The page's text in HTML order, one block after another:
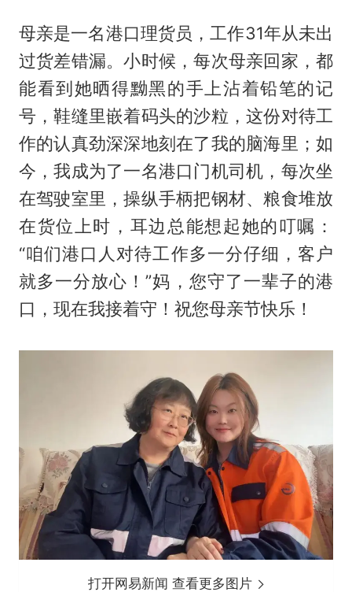
母亲是一名港口理货员，工作31年从未出
过货差错漏。小时候，每次母亲回家，都
能看到她晒得黝黑的手上沾着铅笔的记
号，鞋缝里嵌着码头的沙粒，这份对待工
作的认真劲深深地刻在了我的脑海里；如
今，我成为了一名港口门机司机，每次坐
在驾驶室里，操纵手柄把钢材、粮食堆放
在货位上时，耳边总能想起她的叮嘱：
“咱们港口人对待工作多一分仔细，客户
就多一分放心！”妈，您守了一辈子的港
口，现在我接着守！祝您母亲节快乐！
打开网易新闻 查看更多图片